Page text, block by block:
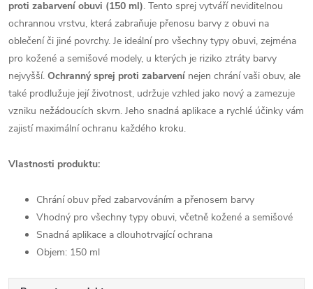
proti zabarvení obuvi (150 ml). Tento sprej vytváří neviditelnou
ochrannou vrstvu, která zabraňuje přenosu barvy z obuvi na
oblečení či jiné povrchy. Je ideální pro všechny typy obuvi, zejména
pro kožené a semišové modely, u kterých je riziko ztráty barvy
nejvyšší. Ochranný sprej proti zabarvení nejen chrání vaši obuv, ale
také prodlužuje její životnost, udržuje vzhled jako nový a zamezuje
vzniku nežádoucích skvrn. Jeho snadná aplikace a rychlé účinky vám
zajistí maximální ochranu každého kroku.
Vlastnosti produktu:
Chrání obuv před zabarvováním a přenosem barvy
Vhodný pro všechny typy obuvi, včetně kožené a semišové
Snadná aplikace a dlouhotrvající ochrana
Objem: 150 ml